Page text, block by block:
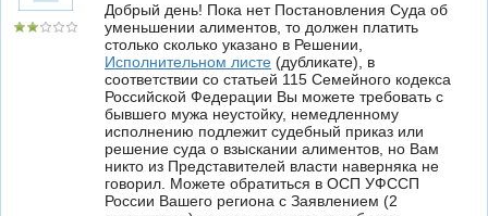
Добрый день! Пока нет Постановления Суда об
уменьшении алиментов, то должен платить
столько сколько указано в Решении,
Исполнительном листе (дубликате), в
соответствии со статьей 115 Семейного кодекса
Российской Федерации Вы можете требовать с
бывшего мужа неустойку, немедленному
исполнению подлежит судебный приказ или
решение суда о взыскании алиментов, но Вам
никто из Представителей власти наверняка не
говорил. Можете обратиться в ОСП УФССП
России Вашего региона с Заявлением (2